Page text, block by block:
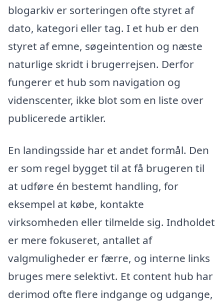
blogarkiv er sorteringen ofte styret af
dato, kategori eller tag. I et hub er den
styret af emne, søgeintention og næste
naturlige skridt i brugerrejsen. Derfor
fungerer et hub som navigation og
videnscenter, ikke blot som en liste over
publicerede artikler.
En landingsside har et andet formål. Den
er som regel bygget til at få brugeren til
at udføre én bestemt handling, for
eksempel at købe, kontakte
virksomheden eller tilmelde sig. Indholdet
er mere fokuseret, antallet af
valgmuligheder er færre, og interne links
bruges mere selektivt. Et content hub har
derimod ofte flere indgange og udgange,